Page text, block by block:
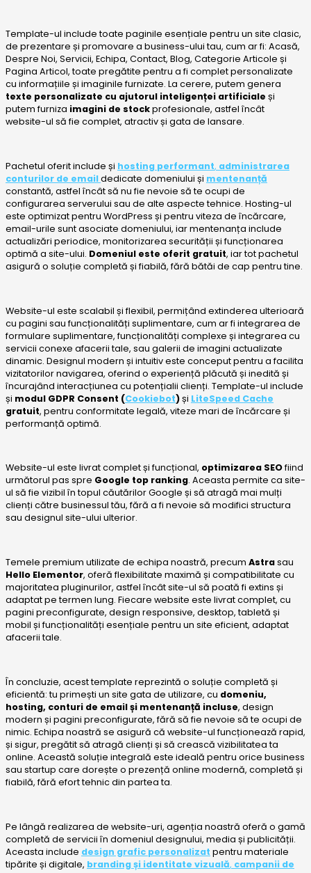
Template-ul include toate paginile esențiale pentru un site clasic,
de prezentare și promovare a business-ului tau, cum ar fi: Acasă,
Despre Noi, Servicii, Echipa, Contact, Blog, Categorie Articole și
Pagina Articol, toate pregătite pentru a fi complet personalizate
cu informațiile și imaginile furnizate. La cerere, putem genera
texte personalizate cu ajutorul inteligenței artificiale și
putem furniza imagini de stockprofesionale, astfel încât
website-ul să fie complet, atractiv și gata de lansare.
Pachetul oferit include și hosting performant, administrarea
conturilor de emaildedicate domeniului și mentenanță
constantă, astfel încât să nu fie nevoie să te ocupi de
configurarea serverului sau de alte aspecte tehnice. Hosting-ul
este optimizat pentru WordPress și pentru viteza de încărcare,
email-urile sunt asociate domeniului, iar mentenanța include
actualizări periodice, monitorizarea securității și funcționarea
optimă a site-ului. Domeniul este oferit gratuit, iar tot pachetul
asigură o soluție completă și fiabilă, fără bătăi de cap pentru tine.
Website-ul este scalabil și flexibil, permițând extinderea ulterioară
cu pagini sau funcționalități suplimentare, cum ar fi integrarea de
formulare suplimentare, funcționalități complexe și integrarea cu
servicii conexe afacerii tale, sau galerii de imagini actualizate
dinamic. Designul modern și intuitiv este conceput pentru a facilita
vizitatorilor navigarea, oferind o experiență plăcută și inedită și
încurajând interacțiunea cu potențialii clienți. Template-ul include
și modul GDPR Consent (Cookiebot)și LiteSpeed Cache
gratuit, pentru conformitate legală, viteze mari de încărcare și
performanță optimă.
Website-ul este livrat complet și funcțional, optimizarea SEOfiind
următorul pas spre Google top ranking. Aceasta permite ca site-
ul să fie vizibil în topul căutărilor Google și să atragă mai mulți
clienți către businessul tău, fără a fi nevoie să modifici structura
sau designul site-ului ulterior.
Temele premium utilizate de echipa noastră, precum Astrasau
Hello Elementor, oferă flexibilitate maximă și compatibilitate cu
majoritatea pluginurilor, astfel încât site-ul să poată fi extins și
adaptat pe termen lung. Fiecare website este livrat complet, cu
pagini preconfigurate, design responsive, desktop, tabletă și
mobil și funcționalități esențiale pentru un site eficient, adaptat
afacerii tale.
În concluzie, acest template reprezintă o soluție completă și
eficientă: tu primești un site gata de utilizare, cu domeniu,
hosting, conturi de email și mentenanță incluse, design
modern și pagini preconfigurate, fără să fie nevoie să te ocupi de
nimic. Echipa noastră se asigură că website-ul funcționează rapid,
și sigur, pregătit să atragă clienți și să crească vizibilitatea ta
online. Această soluție integrală este ideală pentru orice business
sau startup care dorește o prezență online modernă, completă și
fiabilă, fără efort tehnic din partea ta.
Pe lângă realizarea de website-uri, agenția noastră oferă o gamă
completă de servicii în domeniul designului, media și publicității.
Aceasta include design grafic personalizat pentru materiale
tipărite și digitale, branding și identitate vizuală, campanii de